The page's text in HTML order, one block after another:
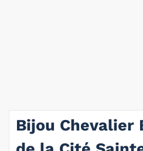
Bijou Chevalier